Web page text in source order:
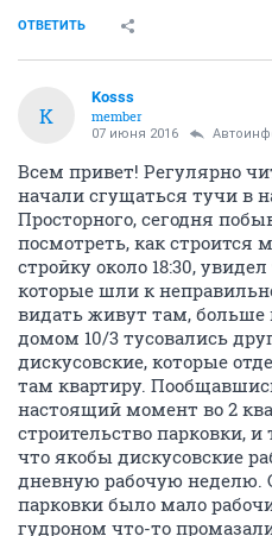
ОТВЕТИТЬ
K
Kosss
member
07 июня 2016
Всем привет! Регулярно
начали сгущаться тучи в
Просторного, сегодня
посмотреть, как строится
стройку около 18:30,
которые шли к
видать живут там, больше
домом 10/3 тусовались
дискусовские, которые
там квартиру.
настоящий момент во 2
строительство парковки,
что якобы дискусовские
дневную рабочую неделю.
парковки было мало
гудроном что-то